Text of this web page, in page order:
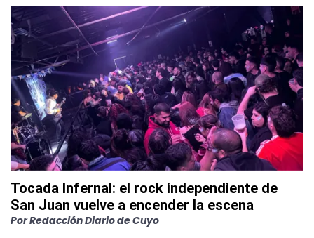
Tocada Infernal: el rock independiente de
San Juan vuelve a encender la escena
PorRedacción Diario de Cuyo